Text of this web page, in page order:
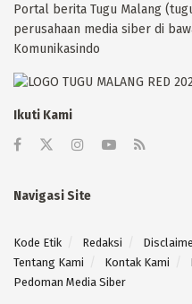
Portal berita Tugu Malang
perusahaan media siber di
Komunikasindo
Ikuti Kami
Navigasi Site
Kode Etik Redaksi
Tentang Kami
Kontak Kami
Pedoman Media Siber